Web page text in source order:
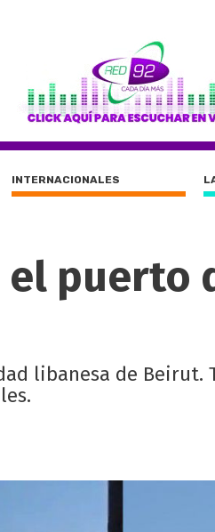
INTERNACIONALES
puerto
libanesa de Beirut.